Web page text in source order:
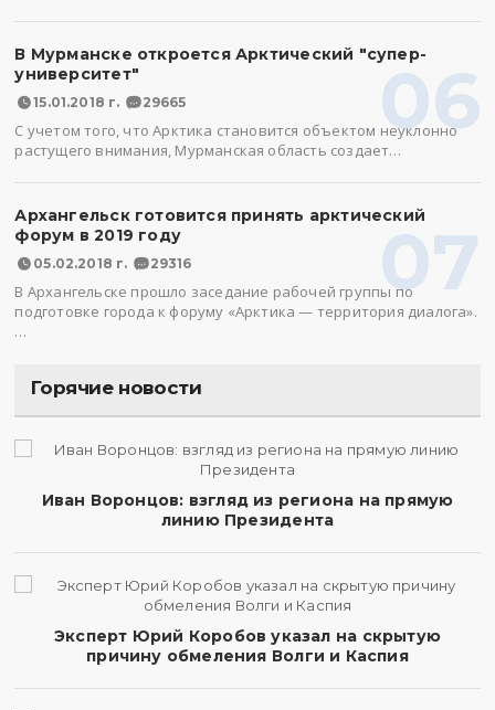
06
В Мурманске откроется Арктический "супер-
университет"
15.01.2018 г. 29665
С учетом того, что Арктика становится объектом неуклонно
растущего внимания, Мурманская область создает…
07
Архангельск готовится принять арктический
форум в 2019 году
05.02.2018 г. 29316
В Архангельске прошло заседание рабочей группы по
подготовке города к форуму «Арктика — территория диалога».
…
Горячие новости
Иван Воронцов: взгляд из региона на прямую
линию Президента
Эксперт Юрий Коробов указал на скрытую
причину обмеления Волги и Каспия